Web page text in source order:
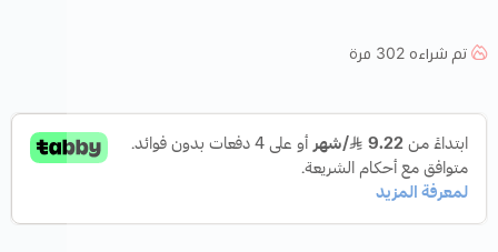
تم شراءه 302 مرة